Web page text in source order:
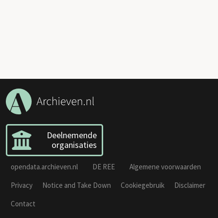
Deelnemende
organisaties
opendata.archieven.nl DE REE
Algemene voorwaarden
Privacy
Notice and Take Down Cookiegebruik
Disclaimer
Contact